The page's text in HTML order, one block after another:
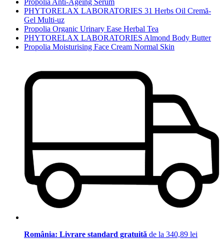
PHYTORELAX LABORATORIES 31 Herbs Oil Cremă-
Gel Multi-uz
Propolia Organic Urinary Ease Herbal Tea
PHYTORELAX LABORATORIES Almond Body Butter
Propolia Moisturising Face Cream Normal Skin
România: Livrare standard gratuită de la 340,89 lei